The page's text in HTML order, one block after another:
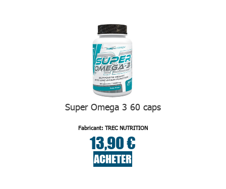
Super Omega 3 60 caps
Fabricant: TREC NUTRITION
13,90 €
ACHETER